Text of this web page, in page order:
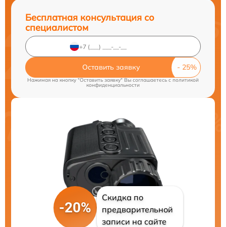
Бесплатная консультация со
специалистом
Оставить заявку
Нажимая на кнопку "Оставить заявку" Вы соглашаетесь cполитикой
конфиденциальности
-20%
Скидка по
предварительной
записи на сайте